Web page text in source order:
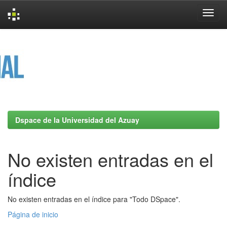
Dspace de la Universidad del Azuay
No existen entradas en el
índice
No existen entradas en el índice para "Todo DSpace".
Página de inicio